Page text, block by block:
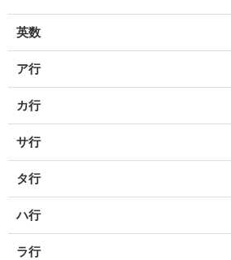
英数
ア行
カ行
サ行
タ行
ハ行
ラ行